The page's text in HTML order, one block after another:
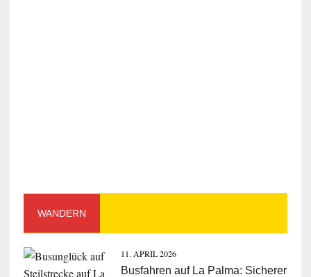
WANDERN
11. APRIL 2026
Busfahren auf La Palma: Sicherer